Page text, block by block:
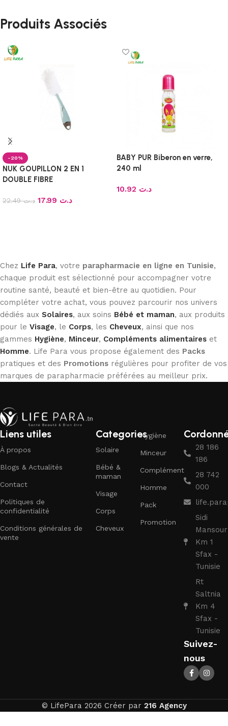
Produits Associés
-20%
NUK GOUPILLON 2 EN 1
DOUBLE FIBRE
د.ت22.49 د.ت
BABY PUR Biberon en verre,
240 ml
د.ت
Chez Life Para, votre parapharmacie en ligne en Tunisie,
chaque produit est sélectionné pour accompagner votre
routine santé, beauté et bien-être au quotidien. Pour
compléter votre achat, vous pouvez parcourir nos univers
dédiés aux Solaires, aux soins Bébé et maman, aux produits
pour le Visage, le Corps, les Cheveux, ainsi que nos
gammes Hygiène, Minceur, Compléments alimentaires et
Homme. Life Para vous propose également des Packs
pratiques et des Promotions régulières pour profiter de vos
marques de parapharmacie préférées au meilleur prix.
Liens utiles
À propos
Blogs & Actualités
Contact
Politiques de
confidentialité
Conditions générales de
vente
Categories
Solaire
Bébé &
maman
Visage
Corps
Cheveux
Hygiène
Minceur
Complément
Homme
Pack
Promotion
28 186
186
28 742
000
Sidi
Mansour
Km 1
Sfax -
Tunisie
Rt
Saltnia
Km 4
Sfax -
Tunisie
Suivez-
nous
© LifePara 2026 Créer par 216 Agency
BIBERON